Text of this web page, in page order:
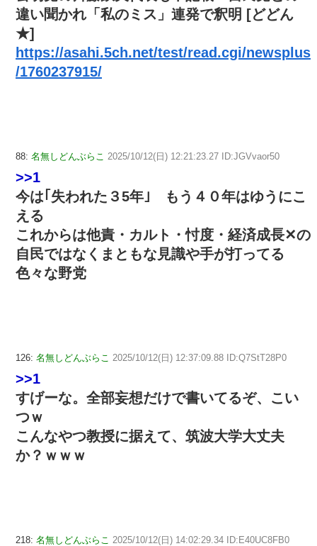
違い聞かれ「私のミス」連発で釈明 [どどん
★]
https://asahi.5ch.net/test/read.cgi/newsplus
/1760237915/
88: 名無しどんぶらこ 2025/10/12(日) 12:21:23.27 ID:JGVvaor50
>>1
今は｢失われた３5年｣ もう４０年はゆうにこ
える
これからは他責・カルト・忖度・経済成長✕の
自民ではなくまともな見識や手が打ってる
色々な野党
126: 名無しどんぶらこ 2025/10/12(日) 12:37:09.88 ID:Q7StT28P0
>>1
すげーな。全部妄想だけで書いてるぞ、こい
つｗ
こんなやつ教授に据えて、筑波大学大丈夫
か？ｗｗｗ
218: 名無しどんぶらこ 2025/10/12(日) 14:02:29.34 ID:E40UC8FB0